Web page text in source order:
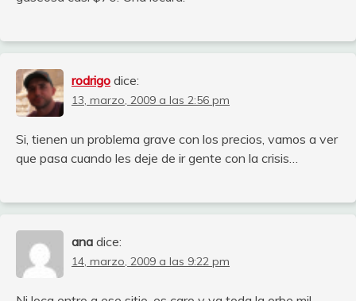
rodrigo dice:
13, marzo, 2009 a las 2:56 pm
Si, tienen un problema grave con los precios, vamos a ver
que pasa cuando les deje de ir gente con la crisis…
ana dice:
14, marzo, 2009 a las 9:22 pm